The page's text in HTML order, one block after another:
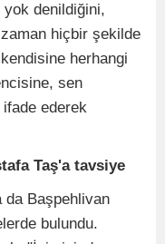
denildiğini,
hiçbir şekilde
kendisine herhangi
sen
ederek
Taş'a tavsiye
da Başpehlivan
bulundu.